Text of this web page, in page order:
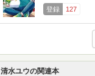
登録
127
清水ユウの関連本